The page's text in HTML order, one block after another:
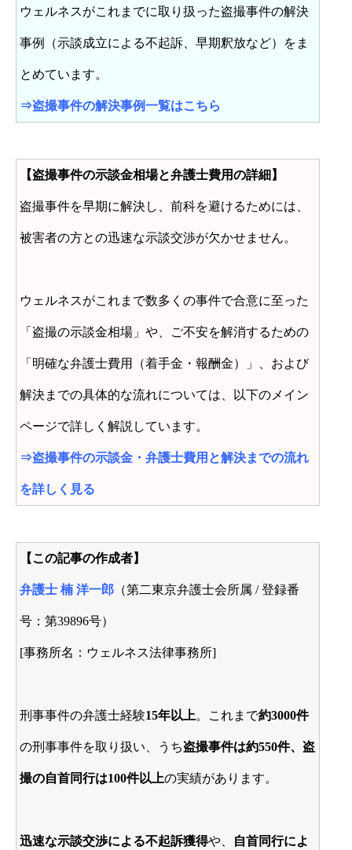
ウェルネスがこれまでに取り扱った盗撮事件の解決
事例（示談成立による不起訴、早期釈放など）をま
とめています。
⇒盗撮事件の解決事例一覧はこちら
【盗撮事件の示談金相場と弁護士費用の詳細】
盗撮事件を早期に解決し、前科を避けるためには、
被害者の方との迅速な示談交渉が欠かせません。
ウェルネスがこれまで数多くの事件で合意に至った
「盗撮の示談金相場」や、ご不安を解消するための
「明確な弁護士費用（着手金・報酬金）」、および
解決までの具体的な流れについては、以下のメイン
ページで詳しく解説しています。
⇒盗撮事件の示談金・弁護士費用と解決までの流れ
を詳しく見る
【この記事の作成者】
弁護士 楠 洋一郎 （第二東京弁護士会所属 / 登録番
号：第39896号）
[事務所名：ウェルネス法律事務所]
刑事事件の弁護士経験15年以上。これまで約3000件
の刑事事件を取り扱い、うち盗撮事件は約550件、盗
撮の自首同行は100件以上の実績があります。
迅速な示談交渉による不起訴獲得や、 自首同行によ